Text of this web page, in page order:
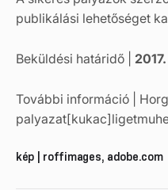
publikálási lehetőséget
Beküldési határidő |
További információ |
kép | roffimages, adobe.com